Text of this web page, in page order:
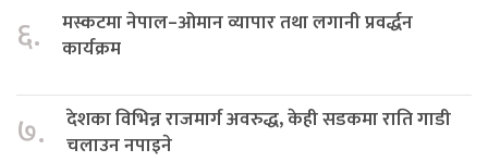
६.
मस्कटमा नेपाल–ओमान व्यापार तथा लगानी प्रवर्द्धन
कार्यक्रम
७.
देशका विभिन्न राजमार्ग अवरुद्ध, केही सडकमा राति गाडी
चलाउन नपाइने